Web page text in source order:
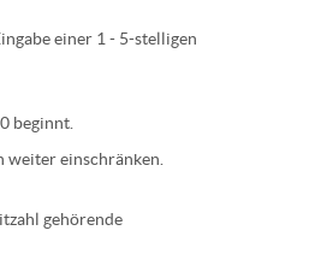
einer 1 - 5-stelligen
beginnt.
einschränken.
gehörende